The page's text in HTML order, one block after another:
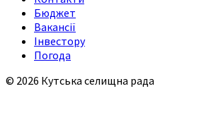
Бюджет
Вакансії
Інвестору
Погода
© 2026 Кутська селищна рада